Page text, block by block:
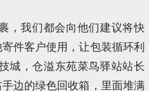
，我们都会向他们建议将快
件客户使用，让包装循环利
城，仓溢东苑菜鸟驿站站长
边的绿色回收箱，里面堆满